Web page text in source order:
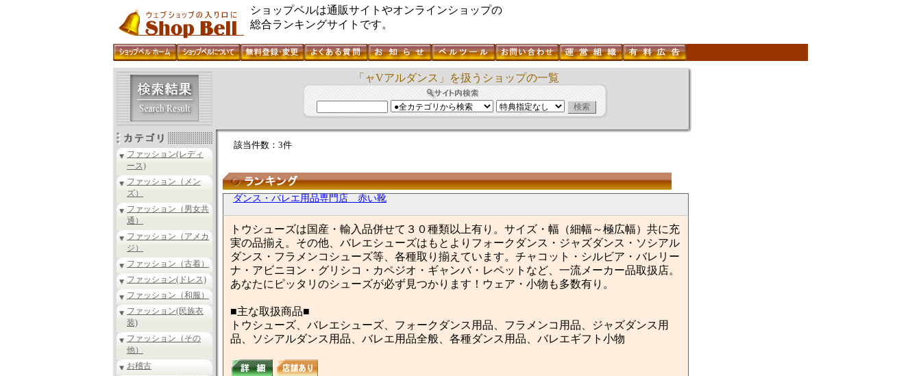
ショップベルは通販サイトやオンラインショップの
総合ランキングサイトです。
ファッション(レディ
ース)
ファッション（メン
ズ）
ファッション（男女共
通）
ファッション（アメカ
ジ）
ファッション（古着）
ファッション(ドレス)
ファッション（和服）
ファッション(民族衣
装)
ファッション（その
他）
お稽古
「ャVアルダンス」を扱うショップの一覧
該当件数：3件
ダンス・バレエ用品専門店 赤い靴
トウシューズは国産・輸入品併せて３０種類以上有り。サイズ・幅（細幅～極広幅）共に充
実の品揃え。その他、バレエシューズはもとよりフォークダンス・ジャズダンス・ソシアル
ダンス・フラメンコシューズ等、各種取り揃えています。チャコット・シルビア・バレリー
ナ・アビニヨン・グリシコ・カペジオ・ギャンバ・レペットなど、一流メーカー品取扱店。
あなたにピッタリのシューズが必ず見つかります！ウェア・小物も多数有り。
■主な取扱商品■
トウシューズ、バレエシューズ、フォークダンス用品、フラメンコ用品、ジャズダンス用
品、ソシアルダンス用品、バレエ用品全般、各種ダンス用品、バレエギフト小物